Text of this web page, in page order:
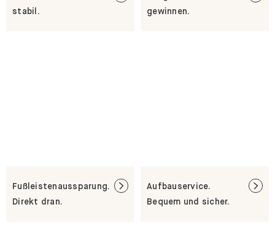
stabil.
gewinnen.
Fußleistenaussparung.
Direkt dran.
Aufbauservice.
Bequem und sicher.